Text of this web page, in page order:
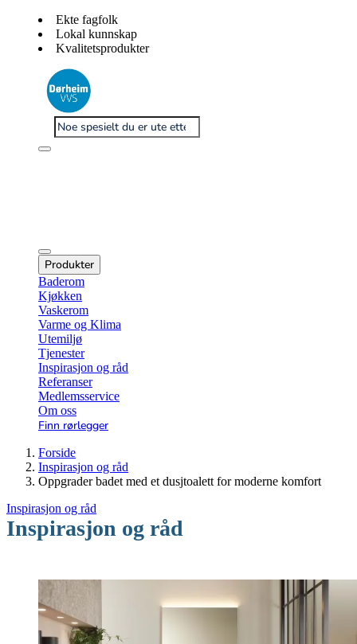
Ekte fagfolk
Lokal kunnskap
Kvalitetsprodukter
Produkter
Baderom
Kjøkken
Vaskerom
Varme og Klima
Utemiljø
Tjenester
Inspirasjon og råd
Referanser
Medlemsservice
Om oss
Finn rørlegger
Forside
Inspirasjon og råd
Oppgrader badet med et dusjtoalett for moderne komfort
Inspirasjon og råd
Inspirasjon og råd